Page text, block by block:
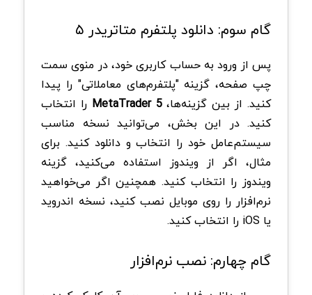
گام سوم: دانلود پلتفرم متاتریدر ۵
پس از ورود به حساب کاربری خود، در منوی سمت
چپ صفحه، گزینه "پلتفرم‌های معاملاتی" را پیدا
کنید. از بین گزینه‌ها،MetaTrader 5 را انتخاب
کنید. در این بخش، می‌توانید نسخه مناسب
سیستم‌عامل خود را انتخاب و دانلود کنید. برای
مثال، اگر از ویندوز استفاده می‌کنید، گزینه
ویندوز را انتخاب کنید. همچنین اگر می‌خواهید
نرم‌افزار را روی موبایل نصب کنید، نسخه اندروید
یا iOS را انتخاب کنید.
گام چهارم: نصب نرم‌افزار